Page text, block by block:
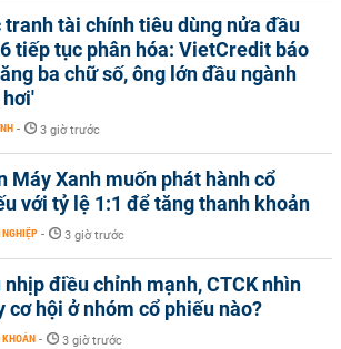
tranh tài chính tiêu dùng nửa đầu
tiếp tục phân hóa: VietCredit báo
ba chữ số, ông lớn đầu ngành
- 3 giờ trước
Máy Xanh muốn phát hành cổ
với tỷ lệ 1:1 để tăng thanh khoản
NGHIỆP - 3 giờ trước
nhịp điều chỉnh mạnh, CTCK nhìn
cơ hội ở nhóm cổ phiếu nào?
KHOÁN - 3 giờ trước